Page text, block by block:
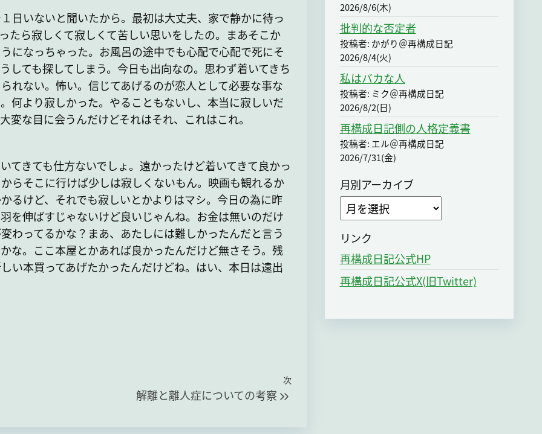
いないと聞いたから。最初は大丈夫、家で静かに待っ
たら寂しくて寂しくて苦しい思いをしたの。まあそこか
になっちゃった。お風呂の途中でも心配で心配で死にそ
しても探してしまう。今日も出向なの。思わず着いてきち
れない。怖い。信じてあげるのが恋人として必要な事な
何より寂しかった。やることもないし、本当に寂しいだ
な目に会うんだけどそれはそれ、これはこれ。
きても仕方ないでしょ。遠かったけど着いてきて良かっ
らそこに行けば少しは寂しくないもん。映画も観れるか
るけど、それでも寂しいとかよりはマシ。今日の為に昨
を伸ばすじゃないけど良いじゃんね。お金は無いのだけ
わってるかな？まあ、あたしには難しかったんだと言う
な。ここ本屋とかあれば良かったんだけど無さそう。残
い本買ってあげたかったんだけどね。はい、本日は遠出
次
次
解離と離人症についての考察
2026/8/6(木)
批判的な否定者
投稿者: かがり＠再構成日記
2026/8/4(火)
私はバカな人
投稿者: ミク＠再構成日記
2026/8/2(日)
再構成日記側の人格定義書
投稿者: エル＠再構成日記
2026/7/31(金)
月別アーカイブ
ア
ー
カ
イ
リンク
再構成日記公式HP
再構成日記公式X(旧Twitter)